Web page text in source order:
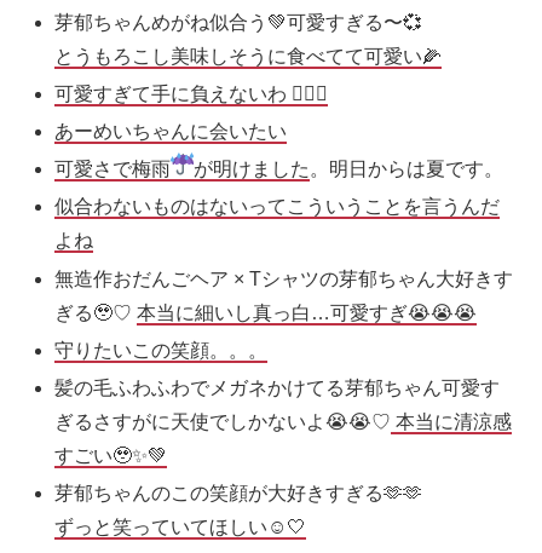
芽郁ちゃんめがね似合う💚可愛すぎる〜💞
とうもろこし美味しそうに食べてて可愛い🌽
可愛すぎて手に負えないわ 🤦🏻‍♀️
あーめいちゃんに会いたい
可愛さで梅雨
が明けました 。明日からは夏です。
似合わないものはないってこういうことを言うんだ
よね
無造作おだんごヘア × Tシャツの芽郁ちゃん大好きす
ぎる🥹♡本当に細いし真っ白…可愛すぎ😭😭😭
守りたいこの笑顔。。。
髪の毛ふわふわでメガネかけてる芽郁ちゃん可愛す
ぎるさすがに天使でしかないよ😭😭♡ 本当に清涼感
すごい🥹✨💚
芽郁ちゃんのこの笑顔が大好きすぎる🫶🫶
ずっと笑っていてほしい☺️🤍